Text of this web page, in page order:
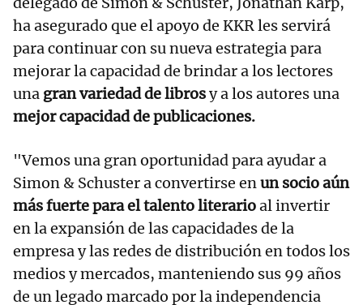
ha asegurado que el apoyo de KKR les servirá
para continuar con su nueva estrategia para
mejorar la capacidad de brindar a los lectores
una gran variedad de librosy a los autores una
mejor capacidad de publicaciones.
"Vemos una gran oportunidad para ayudar a
Simon & Schuster a convertirse enun socio aún
más fuerte para el talento literarioal invertir
en la expansión de las capacidades de la
empresa y las redes de distribución en todos los
medios y mercados, manteniendo sus 99 años
de un legado marcado por la independencia